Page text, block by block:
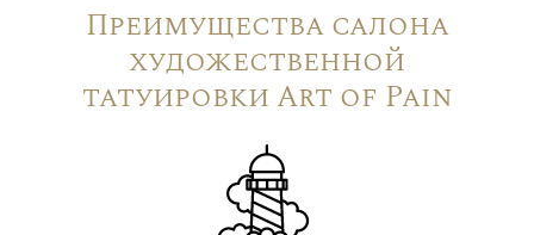
Преимущества салона
художественной
татуировки Art of Pain